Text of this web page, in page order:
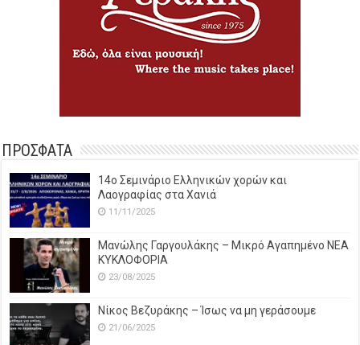
ΠΡΟΣΦΑΤΑ
14o Σεμινάριο Ελληνικών χορών και
Λαογραφίας στα Χανιά
11/11/2025
Μανώλης Γαργουλάκης – Μικρό Αγαπημένο NEΑ
ΚΥΚΛΟΦΟΡΙΑ
23/08/2025
Νίκος Βεζυράκης – Ίσως να μη γεράσουμε
21/06/2025